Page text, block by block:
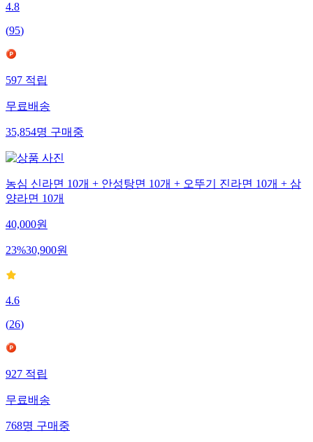
4.8
(95)
597적립
무료배송
35,854명구매중
농심 신라면 10개 + 안성탕면 10개 + 오뚜기 진라면 10개 + 삼
양라면 10개
40,000원
23%30,900원
4.6
(26)
927적립
무료배송
768명구매중